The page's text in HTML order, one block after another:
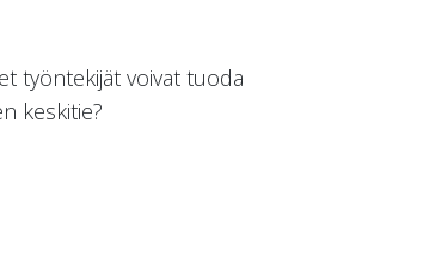
työntekijät voivat tuoda
keskitie?